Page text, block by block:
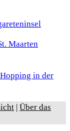
in der
| Über das